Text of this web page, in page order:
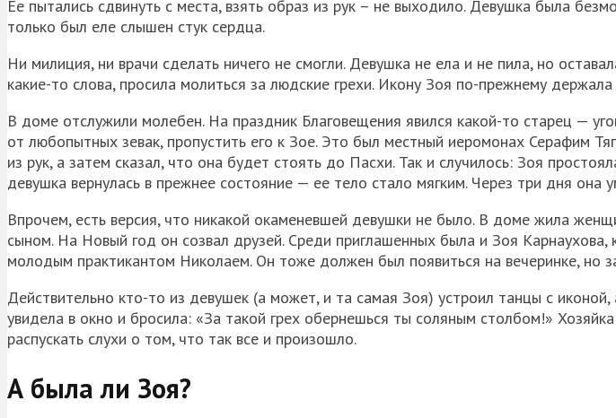
Ее пытались сдвинуть с места, взять образ из рук – не выходило. Девушка была
только был еле слышен стук сердца.
Ни милиция, ни врачи сделать ничего не смогли. Девушка не ела и не пила, но
какие-то слова, просила молиться за людские грехи. Икону Зоя по-прежнему держала
В доме отслужили молебен. На праздник Благовещения явился какой-то старец —
от любопытных зевак, пропустить его к Зое. Это был местный иеромонах Серафим
из рук, а затем сказал, что она будет стоять до Пасхи. Так и случилось: Зоя
девушка вернулась в прежнее состояние — ее тело стало мягким. Через три дня она
Впрочем, есть версия, что никакой окаменевшей девушки не было. В доме жила
сыном. На Новый год он созвал друзей. Среди приглашенных была и Зоя Карнаухова,
молодым практикантом Николаем. Он тоже должен был появиться на вечеринке, но
Действительно кто-то из девушек (а может, и та самая Зоя) устроил танцы с
увидела в окно и бросила: «За такой грех обернешься ты соляным столбом!»
распускать слухи о том, что так все и произошло.
А была ли Зоя?